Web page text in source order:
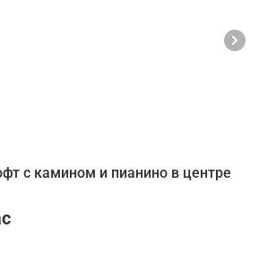
с камином и пианино в центре